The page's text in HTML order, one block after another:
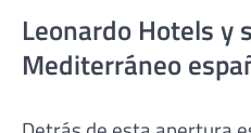
Leonardo Hotels y
Mediterráneo